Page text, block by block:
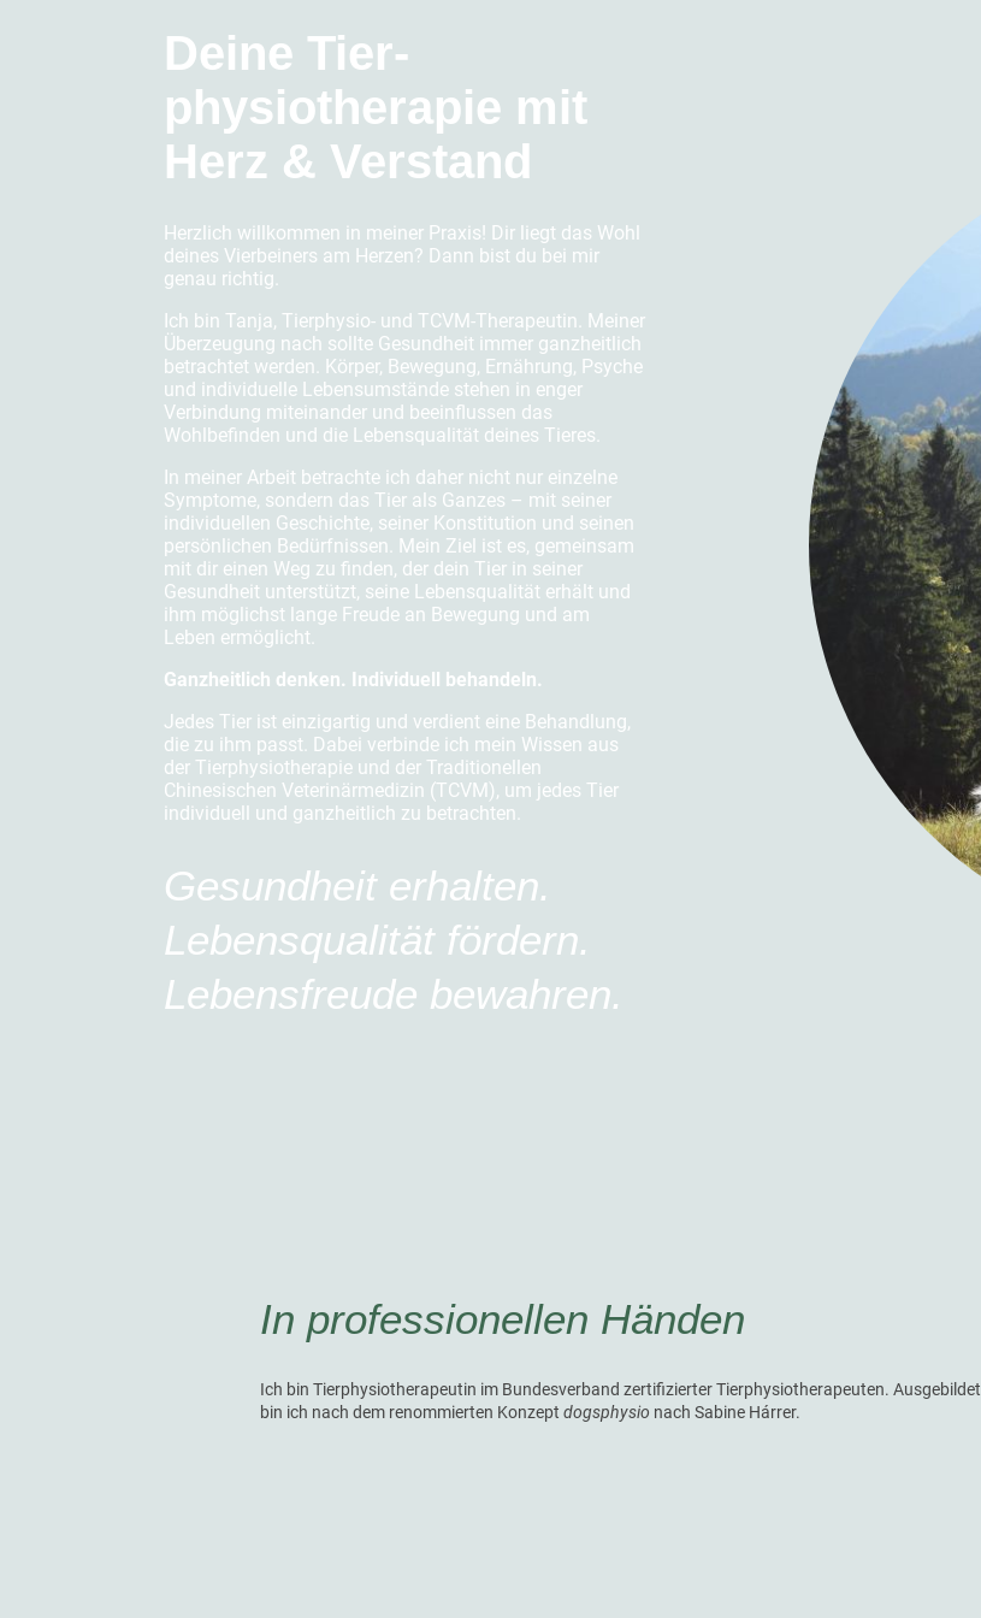
Deine Tier-
physiotherapie mit
Herz & Verstand
Herzlich willkommen in meiner Praxis! Dir liegt das Wohl
deines Vierbeiners am Herzen? Dann bist du bei mir
genau richtig.
Ich bin Tanja, Tierphysio- und TCVM-Therapeutin. Meiner
Überzeugung nach sollte Gesundheit immer ganzheitlich
betrachtet werden. Körper, Bewegung, Ernährung, Psyche
und individuelle Lebensumstände stehen in enger
Verbindung miteinander und beeinflussen das
Wohlbefinden und die Lebensqualität deines Tieres.
In meiner Arbeit betrachte ich daher nicht nur einzelne
Symptome, sondern das Tier als Ganzes – mit seiner
individuellen Geschichte, seiner Konstitution und seinen
persönlichen Bedürfnissen. Mein Ziel ist es, gemeinsam
mit dir einen Weg zu finden, der dein Tier in seiner
Gesundheit unterstützt, seine Lebensqualität erhält und
ihm möglichst lange Freude an Bewegung und am
Leben ermöglicht.
Ganzheitlich denken. Individuell behandeln.
Jedes Tier ist einzigartig und verdient eine Behandlung,
die zu ihm passt. Dabei verbinde ich mein Wissen aus
der Tierphysiotherapie und der Traditionellen
Chinesischen Veterinärmedizin (TCVM), um jedes Tier
individuell und ganzheitlich zu betrachten.
Gesundheit erhalten.
Lebensqualität fördern.
Lebensfreude bewahren.
In professionellen Händen
Ich bin Tierphysiotherapeutin im Bundesverband zertifizierter Tierphysiotherapeuten. Ausgebildet
bin ich nach dem renommierten Konzept dogsphysio nach Sabine Hárrer.